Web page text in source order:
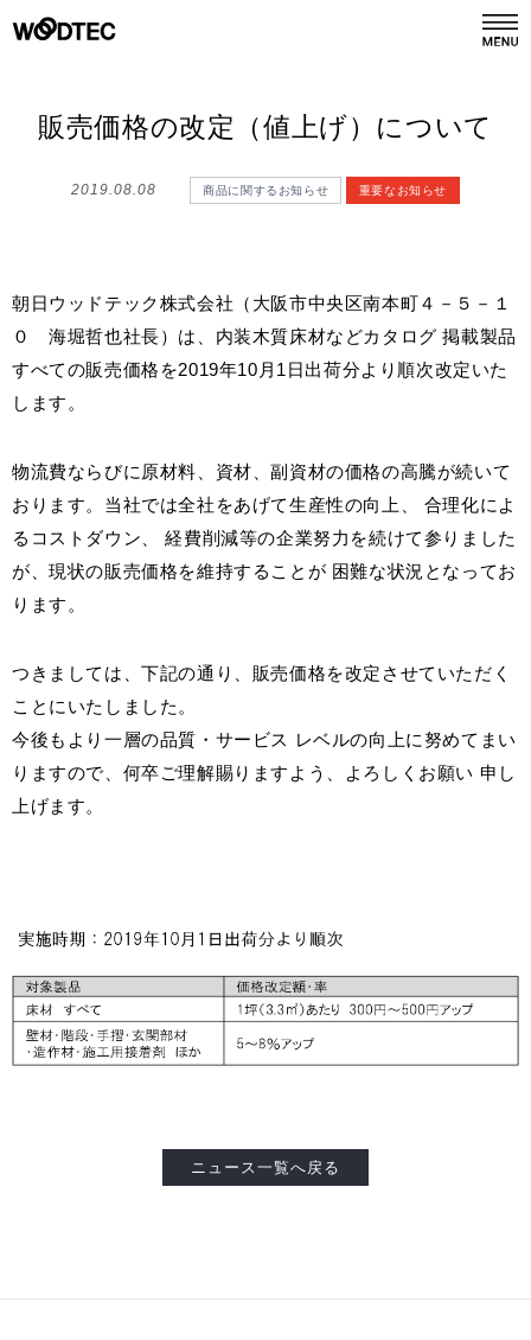
デジタルカタログ カタログ請求
GALLERY
リフォーム REFORM
会社情報 COMPANY INFO
お客様窓口
プロユーザーサイト for Professional
販売価格の改定（値上げ）について
2019.08.08 商品に関するお知らせ 重要なお知らせ
朝日ウッドテック株式会社（大阪市中央区南本町４－５－１
０ 海堀哲也社長）は、内装木質床材などカタログ 掲載製品
すべての販売価格を2019年10月1日出荷分より順次改定いた
します。
物流費ならびに原材料、資材、副資材の価格の高騰が続いて
おります。当社では全社をあげて生産性の向上、 合理化によ
るコストダウン、 経費削減等の企業努力を続けて参りました
が、現状の販売価格を維持することが 困難な状況となってお
ります。
つきましては、下記の通り、販売価格を改定させていただく
ことにいたしました。
今後もより一層の品質・サービス レベルの向上に努めてまい
りますので、何卒ご理解賜りますよう、よろしくお願い 申し
上げます。
ニュース一覧へ戻る